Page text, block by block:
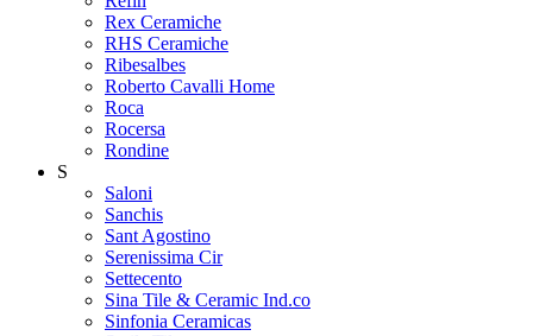
Rex Ceramiche
RHS Ceramiche
Ribesalbes
Roberto Cavalli Home
Roca
Rocersa
Rondine
S
Saloni
Sanchis
Sant Agostino
Serenissima Cir
Settecento
Sina Tile & Ceramic Ind.co
Sinfonia Ceramicas